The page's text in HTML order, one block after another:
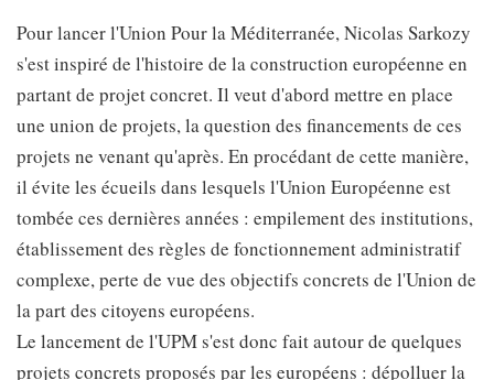
Pour lancer l'Union Pour la Méditerranée, Nicolas Sarkozy
s'est inspiré de l'histoire de la construction européenne en
partant de projet concret. Il veut d'abord mettre en place
une union de projets, la question des financements de ces
projets ne venant qu'après. En procédant de cette manière,
il évite les écueils dans lesquels l'Union Européenne est
tombée ces dernières années : empilement des institutions,
établissement des règles de fonctionnement administratif
complexe, perte de vue des objectifs concrets de l'Union de
la part des citoyens européens.
Le lancement de l'UPM s'est donc fait autour de quelques
projets concrets proposés par les européens : dépolluer la